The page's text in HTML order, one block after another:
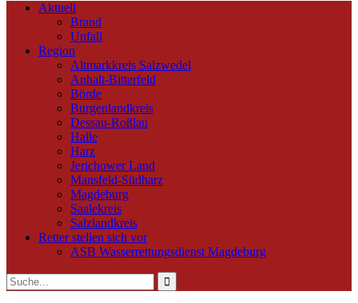
Aktuell
Brand
Unfall
Region
Altmarkkreis Salzwedel
Anhalt-Bitterfeld
Börde
Burgenlandkreis
Dessau-Roßlau
Halle
Harz
Jerichower Land
Mansfeld-Südharz
Magdeburg
Saalekreis
Salzlandkreis
Retter stellen sich vor
ASB Wasserrettungsdienst Magdeburg